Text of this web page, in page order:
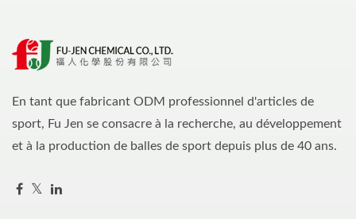
En tant que fabricant ODM professionnel d'articles de
sport, Fu Jen se consacre à la recherche, au développement
et à la production de balles de sport depuis plus de 40 ans.